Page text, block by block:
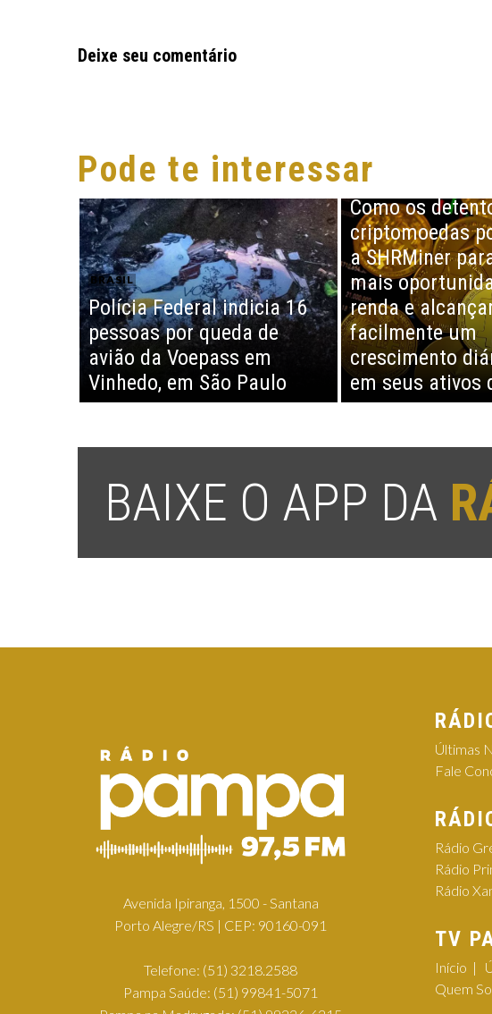
Deixe seu comentário
Pode te interessar
BRASIL
Polícia Federal indicia 16
pessoas por queda de
avião da Voepass em
Vinhedo, em São Paulo
BRASIL
Como os
criptomoedas
a SHRMiner
mais
renda e
facilmente um
crescimento
em seus ativos
BAIXE O APP DA
Avenida Ipiranga, 1500 - Santana
Porto Alegre/RS | CEP: 90160-091
Telefone: (51) 3218.2588
Pampa Saúde: (51) 99841-5071
Últimas
Fale
Rádio
Rádio
Rádio
TV
Início
Quem